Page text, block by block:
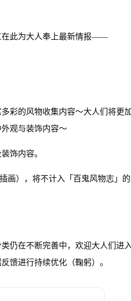
在此为大人奉上最新情报——
彩的风物收集内容～大人们将更
观与装饰内容～
饰内容。
画），将不计入「百鬼风物志」
仍在不断完善中，欢迎大人们进
馈进行持续优化（鞠躬）。